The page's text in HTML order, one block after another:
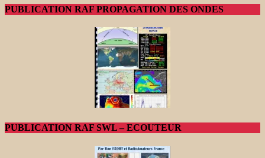
PUBLICATION RAF PROPAGATION DES ONDES
PUBLICATION RAF SWL – ECOUTEUR